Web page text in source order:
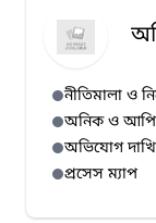
নীতিমালা ও
অনিক ও
অভিযোগ
প্রসেস ম্যাপ